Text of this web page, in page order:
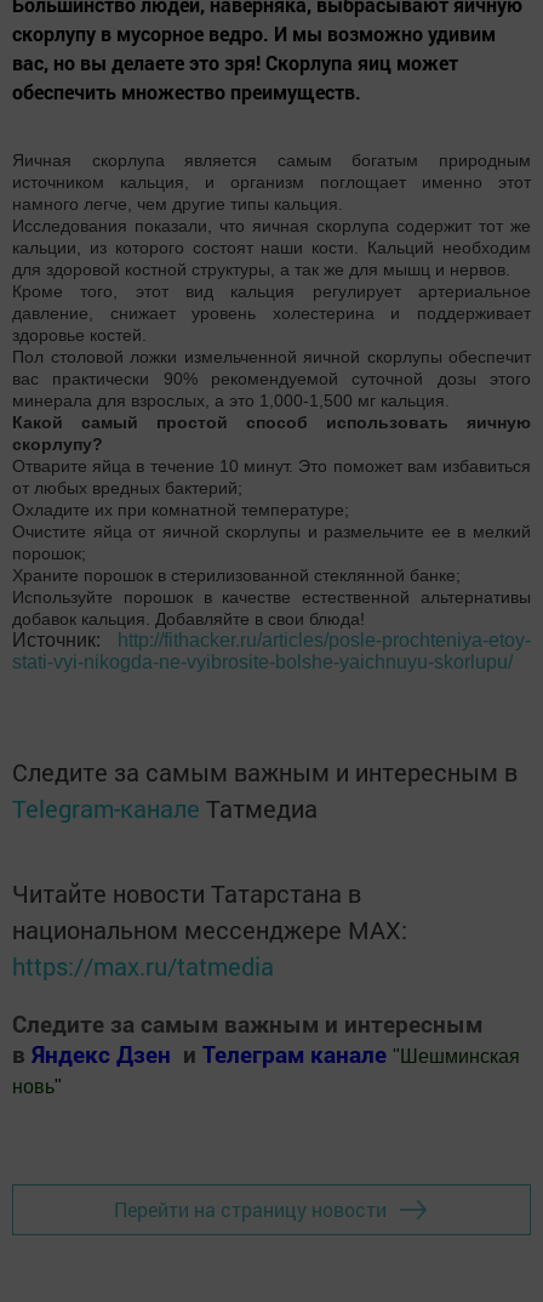
скорлупу в мусорное ведро. И мы возможно удивим
вас, но вы делаете это зря! Скорлупа яиц может
обеспечить множество преимуществ.
Яичная скорлупа является самым богатым природным
источником кальция, и организм поглощает именно этот
намного легче, чем другие типы кальция.
Исследования показали, что яичная скорлупа содержит тот же
кальции, из которого состоят наши кости. Кальций необходим
для здоровой костной структуры, а так же для мышц и нервов.
Кроме того, этот вид кальция регулирует артериальное
давление, снижает уровень холестерина и поддерживает
здоровье костей.
Пол столовой ложки измельченной яичной скорлупы обеспечит
вас практически 90% рекомендуемой суточной дозы этого
минерала для взрослых, а это 1,000-1,500 мг кальция.
Какой самый простой способ использовать яичную
скорлупу?
Отварите яйца в течение 10 минут. Это поможет вам избавиться
от любых вредных бактерий;
Охладите их при комнатной температуре;
Очистите яйца от яичной скорлупы и размельчите ее в мелкий
порошок;
Храните порошок в стерилизованной стеклянной банке;
Используйте порошок в качестве естественной альтернативы
добавок кальция. Добавляйте в свои блюда!
Источник: http://fithacker.ru/articles/posle-prochteniya-etoy-
stati-vyi-nikogda-ne-vyibrosite-bolshe-yaichnuyu-skorlupu/
Следите за самым важным и интересным в
Telegram-канале Татмедиа
Читайте новости Татарстана в
национальном мессенджере MАХ:
https://max.ru/tatmedia
Следите за самым важным и интересным
в Яндекс Дзен и Телеграм канале " Шешминская
новь"
Перейти на страницу новости